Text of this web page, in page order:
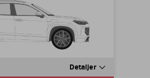
Detaljer